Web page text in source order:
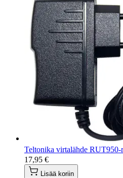
Teltonika virtalähde
17,95 €
Lisää koriin